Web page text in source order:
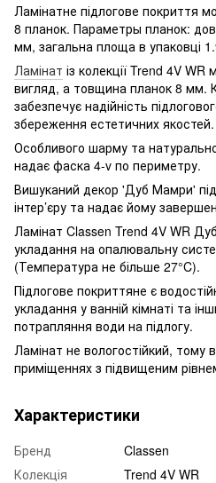
Ламінатне підлогове покриття
8 планок. Параметры планок:
мм, загальна площа в упаковці
Ламінат із колекції Trend 4V
вигляд, а товщина планок 8 мм.
забезпечує надійність
збереження естетичних якостей.
Особливого шарму та
надає фаска 4-v по периметру.
Вишуканий декор 'Дуб Мамри'
інтер’єру та надає йому
Ламінат Classen Trend 4V WR
укладання на опалювальну
(Температура не більше 27°C).
Підлогове покриттяне є
укладання у ванній кімнаті та
потрапляння води на підлогу.
Ламінат не вологостійкий, тому
приміщеннях з підвищеним
Характеристики
Бренд
Classen
Колекція
Trend 4V WR